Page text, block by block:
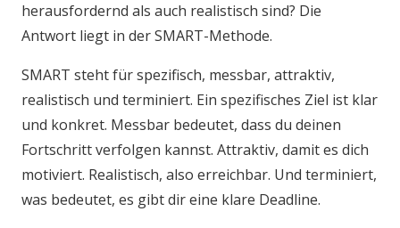
herausfordernd als auch realistisch sind? Die
Antwort liegt in der SMART-Methode.
SMART steht für spezifisch, messbar, attraktiv,
realistisch und terminiert. Ein spezifisches Ziel ist klar
und konkret. Messbar bedeutet, dass du deinen
Fortschritt verfolgen kannst. Attraktiv, damit es dich
motiviert. Realistisch, also erreichbar. Und terminiert,
was bedeutet, es gibt dir eine klare Deadline.